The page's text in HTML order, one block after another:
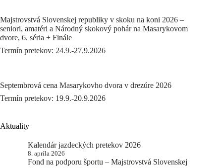
Majstrovstvá Slovenskej republiky v skoku na koni 2026 –
seniori, amatéri a Národný skokový pohár na Masarykovom
dvore, 6. séria + Finále
Termín pretekov: 24.9.-27.9.2026
Septembrová cena Masarykovho dvora v drezúre 2026
Termín pretekov: 19.9.-20.9.2026
Aktuality
Kalendár jazdeckých pretekov 2026
8. apríla 2026
Fond na podporu športu – Majstrovstvá Slovenskej